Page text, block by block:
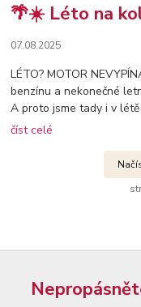
🌴☀️ Léto na
07.08.2025
LÉTO? MOTOR
benzínu a nekonečné
A proto jsme tady i v létě
číst celé